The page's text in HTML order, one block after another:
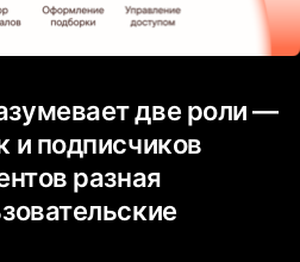
две роли —
и подписчиков
разная